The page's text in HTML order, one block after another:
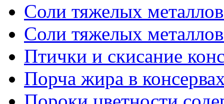
Соли тяжелых
Соли тяжелых
Птички и скисание
Порча жира в